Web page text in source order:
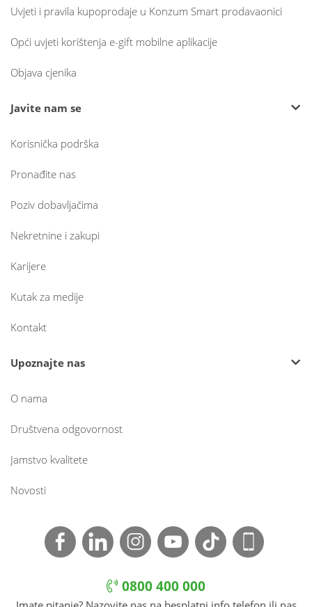
Uvjeti i pravila kupoprodaje u Konzum Smart prodavaonici
Opći uvjeti korištenja e-gift mobilne aplikacije
Objava cjenika
Javite nam se
Korisnička podrška
Pronađite nas
Poziv dobavljačima
Nekretnine i zakupi
Karijere
Kutak za medije
Kontakt
Upoznajte nas
O nama
Društvena odgovornost
Jamstvo kvalitete
Novosti
0800 400 000